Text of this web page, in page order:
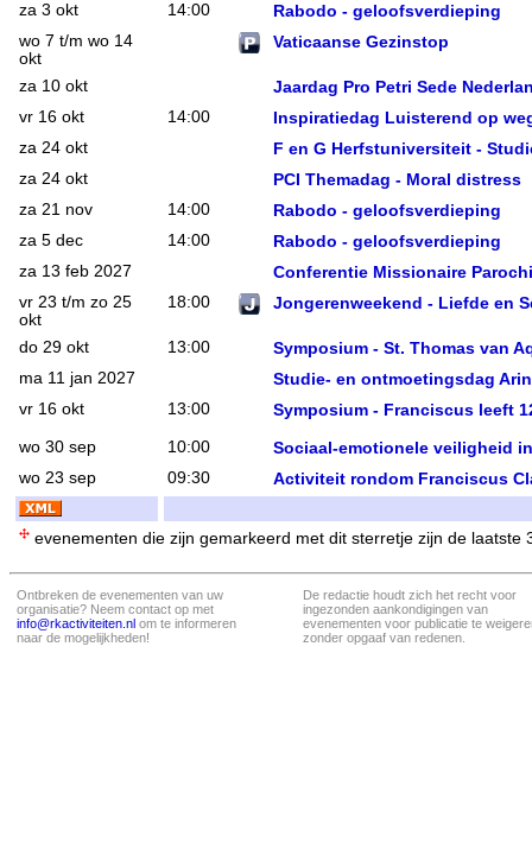
za 3 okt 14:00 Rabodo - geloofsverdieping
wo 7 t/m wo 14
okt
Vaticaanse Gezinstop
za 10 okt Jaardag Pro Petri Sede
vr 16 okt 14:00 Inspiratiedag Luisterend op
za 24 okt F en G Herfstuniversiteit -
za 24 okt PCI Themadag - Moral distress
za 21 nov 14:00 Rabodo - geloofsverdieping
za 5 dec 14:00 Rabodo - geloofsverdieping
za 13 feb 2027 Conferentie Missionaire
vr 23 t/m zo 25
okt
18:00 Jongerenweekend - Liefde en
do 29 okt 13:00 Symposium - St. Thomas van
ma 11 jan 2027 Studie- en ontmoetingsdag
vr 16 okt 13:00 Symposium - Franciscus leeft
wo 30 sep 10:00 Sociaal-emotionele veiligheid
wo 23 sep 09:30 Activiteit rondom Franciscus
evenementen die zijn gemarkeerd met dit sterretje zijn de laatste
Ontbreken de evenementen van uw
organisatie? Neem contact op met
info@rkactiviteiten.nl om te informeren
naar de mogelijkheden!
De redactie houdt zich het recht voor
ingezonden aankondigingen van
evenementen voor publicatie te
zonder opgaaf van redenen.